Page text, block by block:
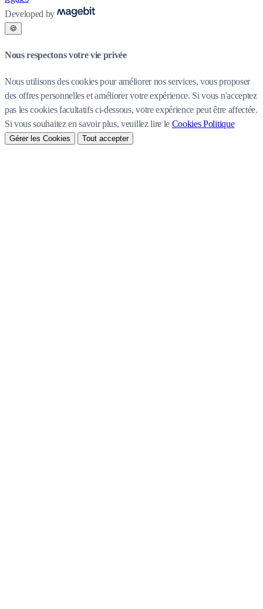
Developed by
🍪
Nous respectons votre vie privée
Nous utilisons des cookies pour améliorer nos services, vous proposer
des offres personnelles et améliorer votre expérience. Si vous n'acceptez
pas les cookies facultatifs ci-dessous, votre expérience peut être affectée.
Si vous souhaitez en savoir plus, veuillez lire le Cookies Politique
Gérer les Cookies Tout accepter